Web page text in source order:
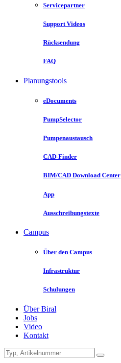
Servicepartner
Support Videos
Rücksendung
FAQ
Planungstools
eDocuments
PumpSelector
Pumpenaustausch
CAD-Finder
BIM/CAD Download Center
App
Ausschreibungstexte
Campus
Über den Campus
Infrastruktur
Schulungen
Über Biral
Jobs
Video
Kontakt